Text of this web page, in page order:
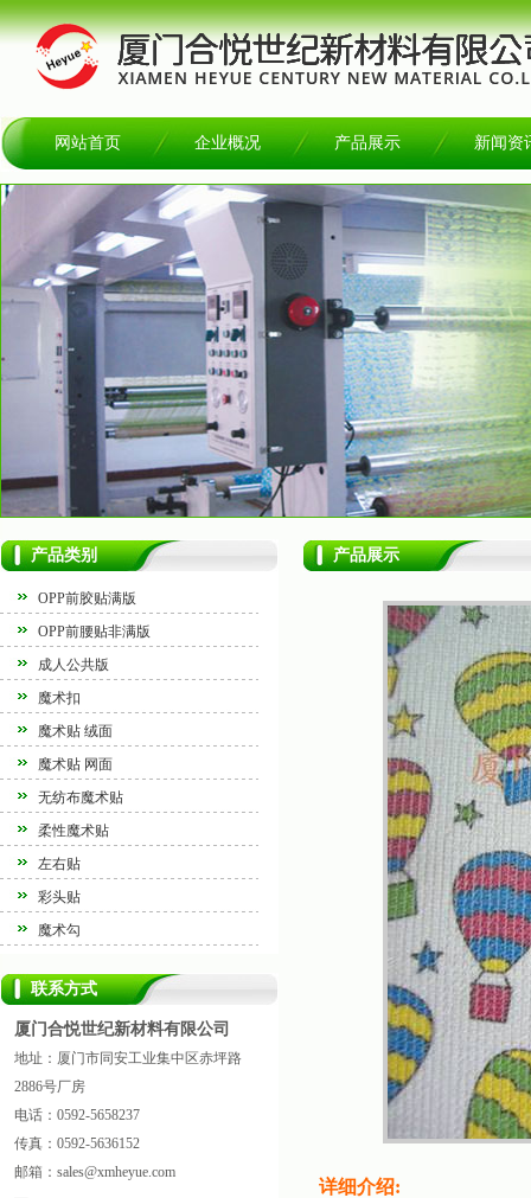
网站首页 企业概况 产品展示 新闻资
产品类别
OPP前胶贴满版
OPP前腰贴非满版
成人公共版
魔术扣
魔术贴 绒面
魔术贴 网面
无纺布魔术贴
柔性魔术贴
左右贴
彩头贴
魔术勾
联系方式
厦门合悦世纪新材料有限公司
地址：厦门市同安工业集中区赤坪路
2886号厂房
电话：0592-5658237
传真：0592-5636152
邮箱：sales@xmheyue.com
产品展示
详细介绍: